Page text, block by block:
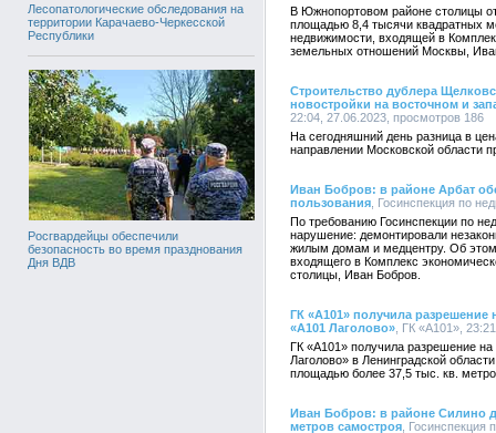
Лесопатологические обследования на
территории Карачаево-Черкесской
Республики
Росгвардейцы обеспечили
безопасность во время празднования
Дня ВДВ
В Южнопортовом районе столицы
площадью 8,4 тысячи квадратных
недвижимости, входящей в
земельных отношений Москвы,
Строительство дублера
новостройки на восточном и
22:04, 27.06.2023, просмотров 186
На сегодняшний день разница в
направлении Московской области
Иван Бобров: в районе Арбат
пользования , Госинспекция по
По требованию Госинспекции по
нарушение: демонтировали
жилым домам и медцентру. Об этом
входящего в Комплекс
столицы, Иван Бобров.
ГК «А101» получила
«А101 Лаголово» , ГК «А101»,
ГК «А101» получила разрешение
Лаголово» в Ленинградской
площадью более 37,5 тыс. кв.
Иван Бобров: в районе Силино
метров самостроя ,